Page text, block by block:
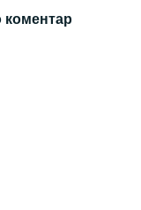
коментар